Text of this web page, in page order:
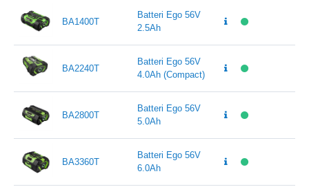
BA1400T
Batteri Ego 56V
2.5Ah
BA2240T
Batteri Ego 56V
4.0Ah (Compact)
BA2800T
Batteri Ego 56V
5.0Ah
BA3360T
Batteri Ego 56V
6.0Ah